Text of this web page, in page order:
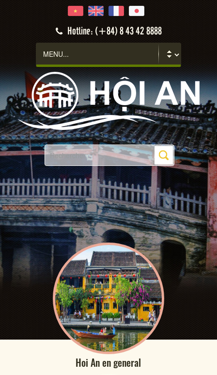
Hotline: (+84) 8 43 42 8888
Hoi An en general